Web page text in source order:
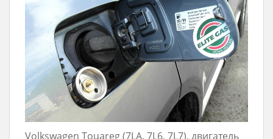
Volkswagen Touareg (7LA, 7L6, 7L7), двигатель